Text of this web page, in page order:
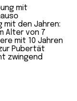
mit
mit den Jahren:
Alter von 7
mit 10 Jahren
Pubertät
zwingend